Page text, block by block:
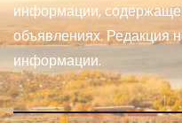
информации,
объявлениях. Редакция
информации.